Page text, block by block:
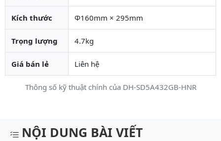
Thông số kỹ thuật chính của DH-SD5A432GB-HNR
Kích thước Φ160mm × 295mm
Trọng lượng 4.7kg
Giá bán lẻ Liên hệ
Mô tả chi tiết sản phẩm
NỘI DUNG BÀI VIẾT